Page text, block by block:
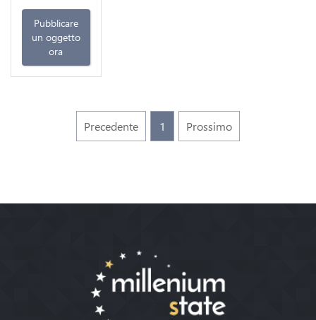
Pubblicare
un oggetto
ora
Precedente 1 Prossimo